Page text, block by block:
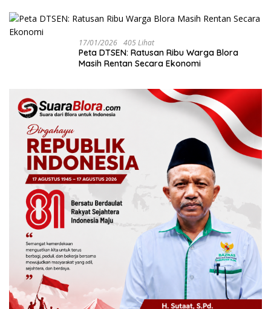
17/01/2026 405 Lihat
‎Peta DTSEN: Ratusan Ribu Warga Blora
Masih Rentan Secara Ekonomi